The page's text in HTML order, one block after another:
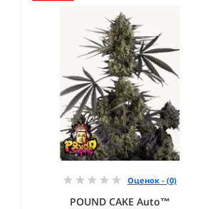
Оценок - (0)
POUND CAKE Auto™